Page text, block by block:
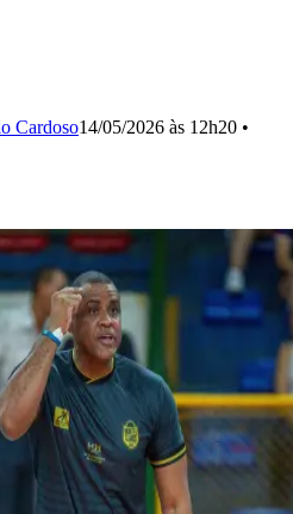
Cardoso14/05/2026 às 12h20 •